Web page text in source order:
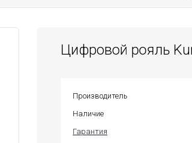
Цифровой рояль
Производитель
Наличие
Гарантия